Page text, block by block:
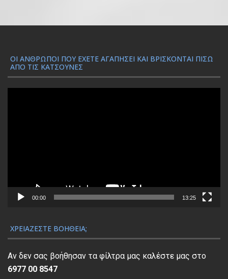
ΟΙ ΆΝΘΡΩΠΟΙ ΠΟΥ ΈΧΕΤΕ ΑΓΑΠΉΣΕΙ ΚΑΙ ΒΡΊΣΚΟΝΤΑΙ ΠΊΣΩ
ΑΠΌ ΤΙΣ ΚΑΤΣΟΎΝΕΣ
μ
ν
α
π
α
00:00 13:25
ΧΡΕΙΆΖΕΣΤΕ ΒΟΉΘΕΙΑ;
Αν δεν σας βοήθησαν τα φίλτρα μας καλέστε μας στο
6977 00 8547